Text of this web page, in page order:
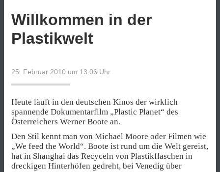
Willkommen in der
Plastikwelt
25. Februar 2010 um 13:06 Uhr
Heute läuft in den deutschen Kinos der wirklich
spannende Dokumentarfilm „Plastic Planet“ des
Österreichers Werner Boote an.
Den Stil kennt man von Michael Moore oder Filmen wie
„We feed the World“. Boote ist rund um die Welt gereist,
hat in Shanghai das Recyceln von Plastikflaschen in
dreckigen Hinterhöfen gedreht, bei Venedig über